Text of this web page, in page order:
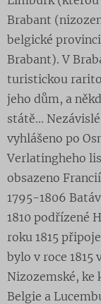
Brabant
belgické
Brabant). V
turistickou
jeho dům, a
státě...
vyhlášeno po
Verlatingheho
obsazeno
1795-1806
1810 podřízené
roku 1815
bylo v roce 1815
Nizozemské, ke
Belgie a